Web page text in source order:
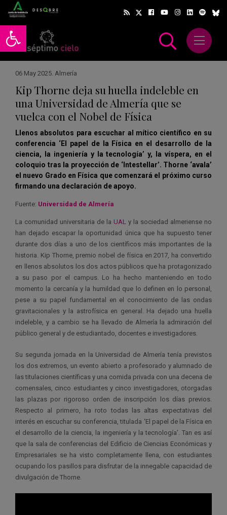
Abrir barra de herramientas
Abrir
06 May 2025. Almería
Kip Thorne deja su huella indeleble en
una Universidad de Almería que se
vuelca con el Nobel de Física
Llenos absolutos para escuchar al mítico científico en su
conferencia ‘El papel de la Física en el desarrollo de la
ciencia, la ingeniería y la tecnología’ y, la víspera, en el
coloquio tras la proyección de ‘Intestellar’. Thorne ‘avala’
el nuevo Grado en Física que comenzará el próximo curso
firmando una declaración de apoyo.
Fuente: Universidad de Almería
La comunidad universitaria de la UAL y la sociedad almeriense no
han dejado escapar la oportunidad única que ha supuesto tener
durante dos días a uno de los científicos más importantes de la
historia. Kip Thorne, premio nobel de física en 2017, ha convertido
en llenos absolutos los dos actos públicos que ha protagonizado
a su paso por el campus. Lo ha hecho manteniendo en todo
momento la cercanía y la humildad que lo definen en lo personal,
pese a su papel fundamental en el conocimiento de las ondas
gravitacionales y la astrofísica en general. Ha dejado una huella
indeleble, y a cambio se ha llevado de Almería la admiración del
público general y de estudiantado, docentes e investigadores.
Su segunda jornada en la Universidad de Almería tenía previstos
los dos extremos, un evento abierto a profesorado y alumnado de
las titulaciones científicas y una comida privada con una decena de
comensales, cinco estudiantes y cinco investigadores, otorgadas
las plazas por rigoroso orden de inscripción los días previos.
Respecto al primero, ha roto todas las altas expectativas del
interés en escuchar su conferencia, titulada ‘El papel de la Física en
el desarrollo de la ciencia, la ingeniería y la tecnología’. Tan es así
que la sala de conferencias del Edificio de Ciencias Económicas y
Empresariales se ha visto completamente llena, con estudiantes
ocupando los pasillos para disfrutar de la innegable capacidad de
divulgación de Thorne.